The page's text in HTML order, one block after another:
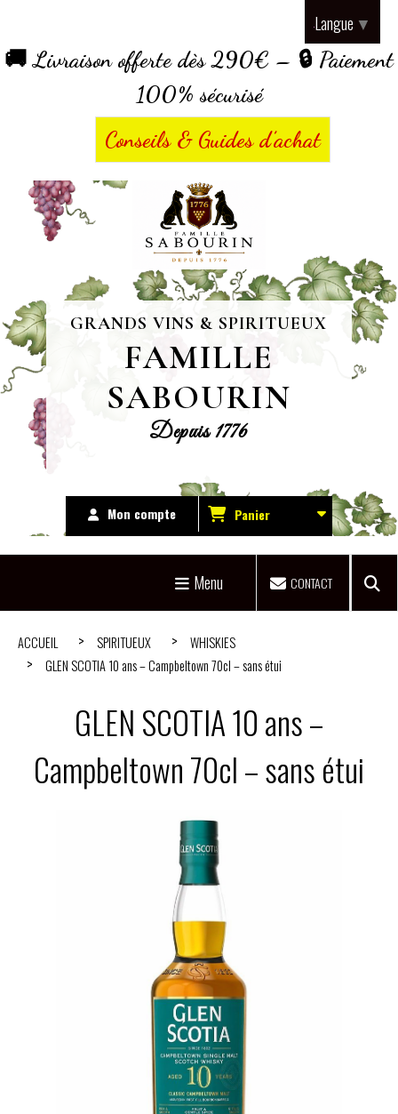
🚚 Livraison offerte dès 290€ – 🔒 Paiement
100% sécurisé
Conseils & Guides d’achat
GRANDS VINS & SPIRITUEUX
FAMILLE
SABOURIN
Depuis 1776
Mon compte Panier
Menu CONTACT
ACCUEIL SPIRITUEUX
WHISKIES
GLEN SCOTIA 10 ans – Campbeltown 70cl – sans étui
GLEN SCOTIA 10 ans –
Campbeltown 70cl – sans étui
Langue ▼